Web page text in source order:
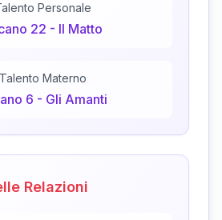
Personale
22 - Il Matto
Talento Materno
6 - Gli Amanti
Relazioni